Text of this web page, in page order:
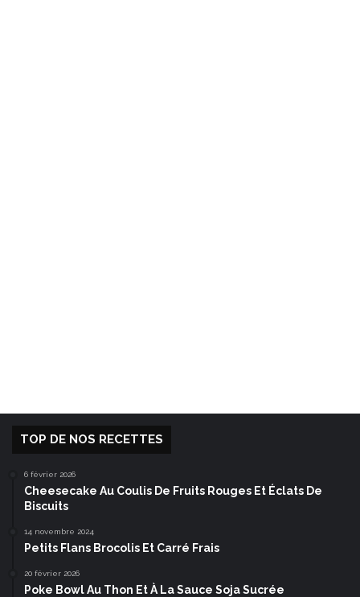
TOP DE NOS RECETTES
6 février 2026
Cheesecake Au Coulis De Fruits Rouges Et Éclats De
Biscuits
14 novembre 2024
Petits Flans Brocolis Et Carré Frais
20 février 2026
Poke Bowl Au Thon Et À La Sauce Soja Sucrée